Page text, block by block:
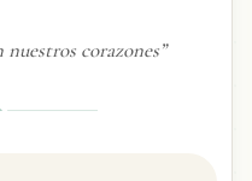
corazones”